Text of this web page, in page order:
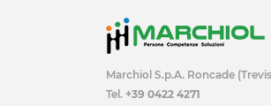
Marchiol S.p.A. Roncade
Tel. +39 0422 4271